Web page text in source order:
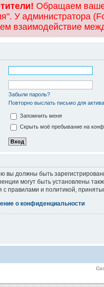
Обращаем ваше
У администратора
взаимодействие
Забыли пароль?
Повторно выслать письмо для
Запомнить меня
Скрыть моё пребывание на
вы должны быть
могут быть установлены
с правилами и политикой,
о конфиденциальности